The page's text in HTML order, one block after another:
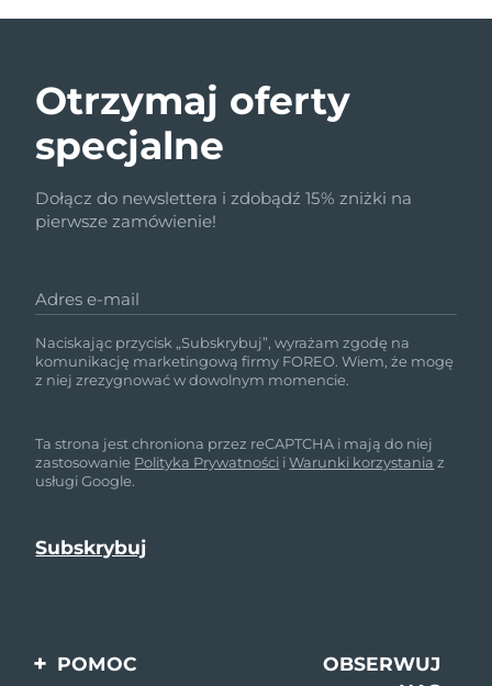
Otrzymaj oferty
specjalne
Dołącz do newslettera i zdobądź 15% zniżki na
pierwsze zamówienie!
Adres e-mail
Naciskając przycisk „Subskrybuj”, wyrażam zgodę na
komunikację marketingową firmy FOREO. Wiem, że mogę
z niej zrezygnować w dowolnym momencie.
Ta strona jest chroniona przez reCAPTCHA i mają do niej
zastosowanie Polityka Prywatności iWarunki korzystania z
usługi Google.
POMOC
OBSERWUJ